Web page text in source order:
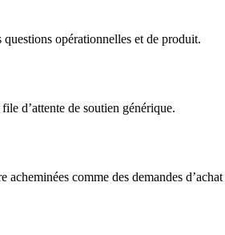
opérationnelles et de produit.
d’attente de soutien générique.
comme des demandes